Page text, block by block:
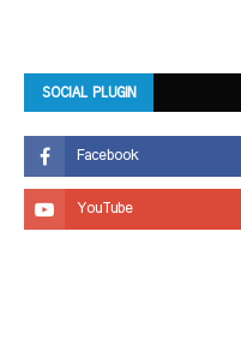
SOCIAL PLUGIN